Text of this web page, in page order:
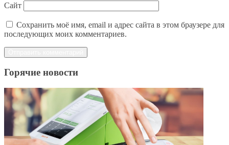
Сайт
Сохранить моё имя, email и адрес сайта в этом браузере для
последующих моих комментариев.
Горячие новости